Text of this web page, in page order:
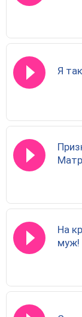
Я
На
муж!